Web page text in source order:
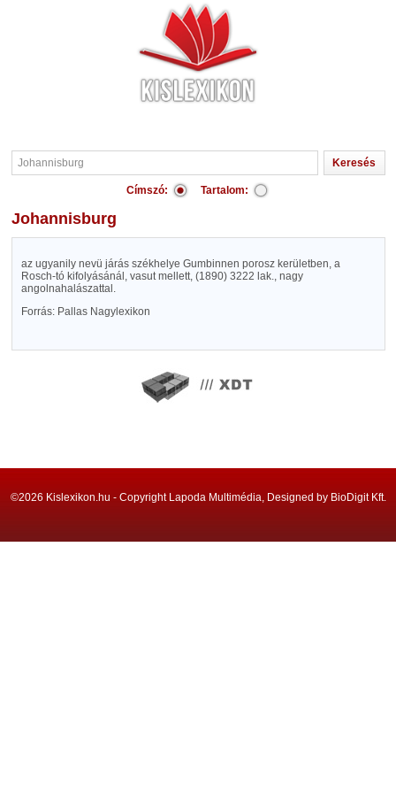
Címszó: Tartalom:
Johannisburg
az ugyanily nevü járás székhelye Gumbinnen porosz kerületben, a
Rosch-tó kifolyásánál, vasut mellett, (1890) 3222 lak., nagy
angolnahalászattal.
Forrás: Pallas Nagylexikon
©2026 Kislexikon.hu - Copyright Lapoda Multimédia, Designed by BioDigit Kft.